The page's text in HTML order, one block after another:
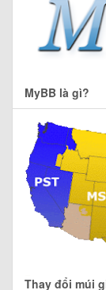
MyBB là gì?
Thay đổi múi